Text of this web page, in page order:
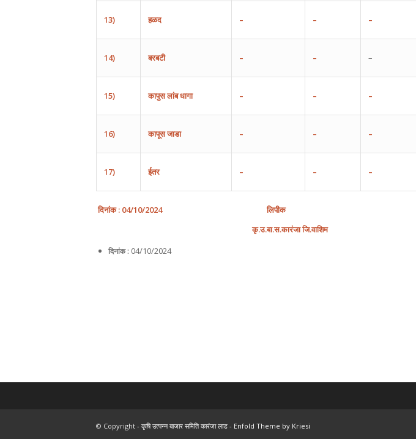
13) हळद – – –
14) बरबटी – – –
15) कापुसलांबधागा – – –
16) कापूसजाडा – – –
17) ईतर – – –
दिनांक : 04/10/2024
लिपीक
कृ.उ.बा.स.कारंजाजि.वाशिम
दिनांक : 04/10/2024
© Copyright - कृषि उत्पन्न बाजार समिति कारंजा लाड - Enfold Theme by Kriesi